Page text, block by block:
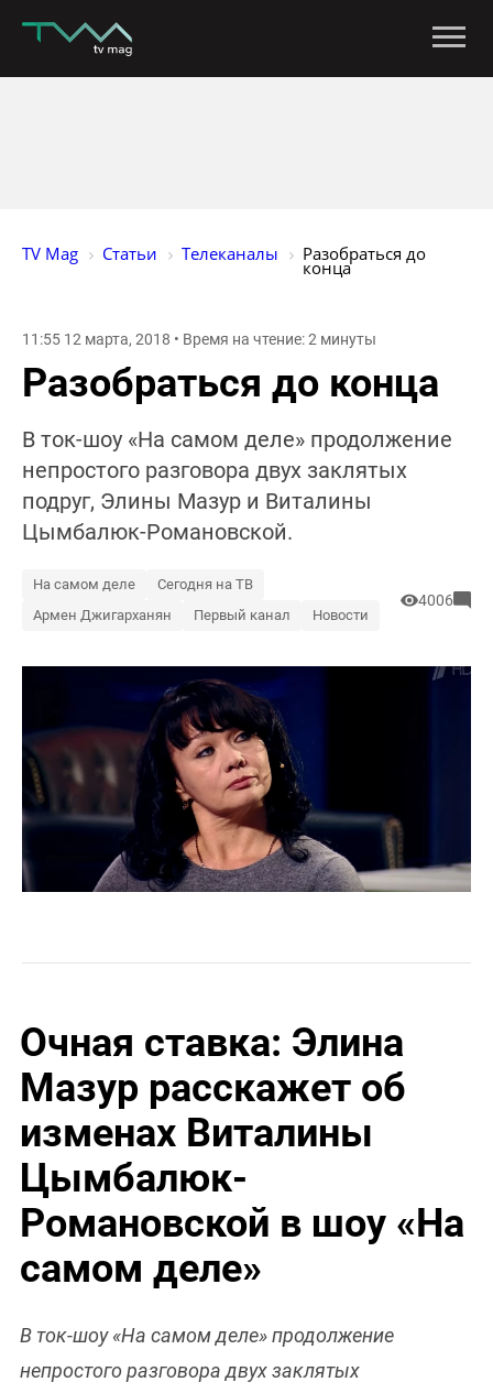
TV Mag Статьи Телеканалы Разобраться до
конца
11:55 12 марта, 2018 • Время на чтение: 2 минуты
Разобраться до конца
В ток-шоу «На самом деле» продолжение
непростого разговора двух заклятых
подруг, Элины Мазур и Виталины
Цымбалюк-Романовской.
На самом деле
Сегодня на ТВ
Армен Джигарханян
Первый канал Новости
4006
Очная ставка: Элина
Мазур расскажет об
изменах Виталины
Цымбалюк-
Романовской в шоу «На
самом деле»
В ток-шоу «На самом деле» продолжение
непростого разговора двух заклятых